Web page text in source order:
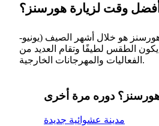
وقت لزيارة هورسنز؟
هو خلال أشهر الصيف (يونيو-
الطقس لطيفًا وتقام العديد من
الفعاليات والمهرجانات الخارجية.
مدينة عشوائية جديدة